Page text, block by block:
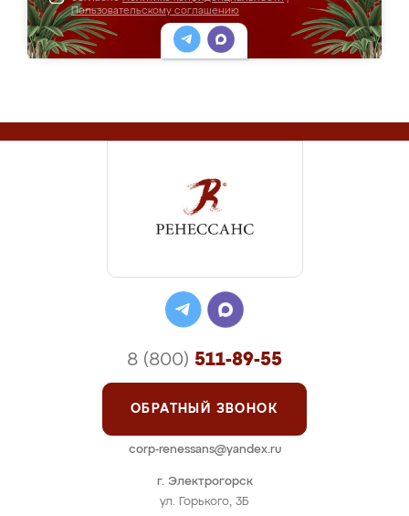
Пользовательскому соглашению
г. Электрогорск
ул. Горького, 3Б
8 (800) 511-89-55
ОБРАТНЫЙ ЗВОНОК
corp-renessans@yandex.ru